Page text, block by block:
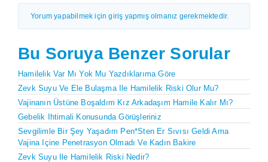
Yorum yapabilmek için giriş yapmış olmanız gerekmektedir.
Bu Soruya Benzer Sorular
Hamilelik Var Mı Yok Mu Yazdıklarıma Göre
Zevk Suyu Ve Ele Bulaşma Ile Hamilelik Riski Olur Mu?
Vajinanın Üstüne Boşaldım Kız Arkadaşım Hamile Kalır Mı?
Gebelik Ihtimali Konusunda Görüşleriniz
Sevgilimle Bir Şey Yaşadım Pen*sten Er Sıvısı Geldi Ama
Vajina Içine Penetrasyon Olmadı Ve Kadın Bakire
Zevk Suyu Ile Hamilelik Riski Nedir?